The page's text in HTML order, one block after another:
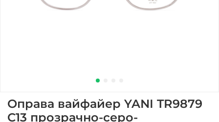
Оправа вайфайер YANI TR9879
C13 прозрачно-серо-